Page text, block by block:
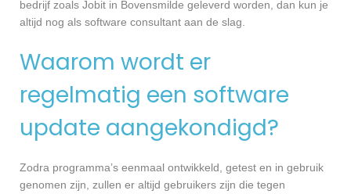
bedrijf zoals Jobit in Bovensmilde geleverd worden, dan kun je
altijd nog als software consultant aan de slag.
Waarom wordt er
regelmatig een software
update aangekondigd?
Zodra programma’s eenmaal ontwikkeld, getest en in gebruik
genomen zijn, zullen er altijd gebruikers zijn die tegen